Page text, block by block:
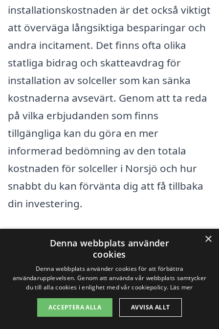
installationskostnaden är det också viktigt
att överväga långsiktiga besparingar och
andra incitament. Det finns ofta olika
statliga bidrag och skatteavdrag för
installation av solceller som kan sänka
kostnaderna avsevärt. Genom att ta reda
på vilka erbjudanden som finns
tillgängliga kan du göra en mer
informerad bedömning av den totala
kostnaden för solceller i Norsjö och hur
snabbt du kan förvänta dig att få tillbaka
din investering.
investering, och genom att noggrant
undersöka alternativen och jämföra
priser kan du säkerställa att du får det
bästa möjliga värdet för din installation.
×
Denna webbplats använder
cookies
Denna webbplats använder cookies för att förbättra
användarupplevelsen. Genom att använda vår webbplats samtycker
du till alla cookies i enlighet med vår cookiepolicy. Läs mer
ACCEPTERA ALLA AVVISA ALLT